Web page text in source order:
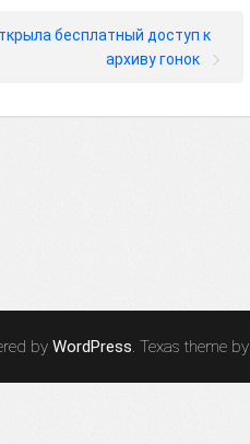
бесплатный доступ к
архиву гонок
by WordPress. Texas theme by